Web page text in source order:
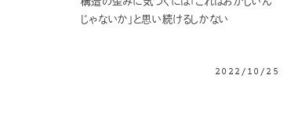
じゃないか」と思い続けるしかない
2022/10/25